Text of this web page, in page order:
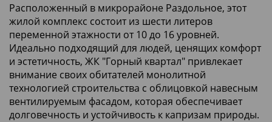
Расположенный в микрорайоне Раздольное, этот
жилой комплекс состоит из шести литеров
переменной этажности от 10 до 16 уровней.
Идеально подходящий для людей, ценящих комфорт
и эстетичность, ЖК "Горный квартал" привлекает
внимание своих обитателей монолитной
технологией строительства с облицовкой навесным
вентилируемым фасадом, которая обеспечивает
долговечность и устойчивость к капризам природы.